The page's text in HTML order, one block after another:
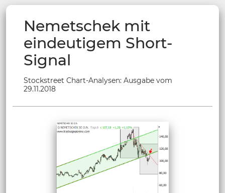
Nemetschek mit
eindeutigem Short-
Signal
Stockstreet Chart-Analysen: Ausgabe vom
29.11.2018